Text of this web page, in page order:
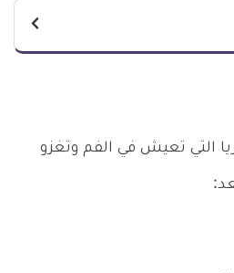
التي تعيش في الفم وتغزو